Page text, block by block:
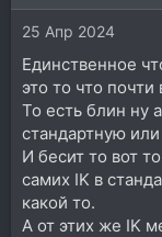
25 Апр 2024
Единственное
это то что
То есть блин ну
стандартную
И бесит то вот
самих IK в
какой то.
А от этих же IK